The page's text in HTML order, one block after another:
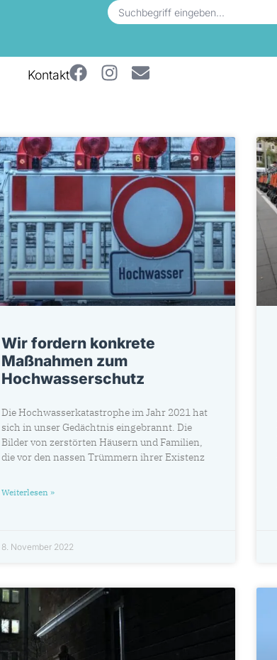
Kontakt
Wir fordern konkrete
Maßnahmen zum
Hochwasserschutz
Die Hochwasserkatastrophe im Jahr 2021 hat
sich in unser Gedächtnis eingebrannt. Die
Bilder von zerstörten Häusern und Familien,
die vor den nassen Trümmern ihrer Existenz
Weiterlesen »
8. November 2022